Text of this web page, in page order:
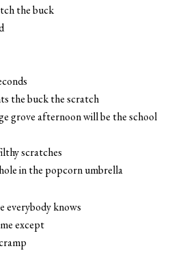
the buck
the buck the scratch
grove afternoon will be the school
scratches
in the popcorn umbrella
everybody knows
except